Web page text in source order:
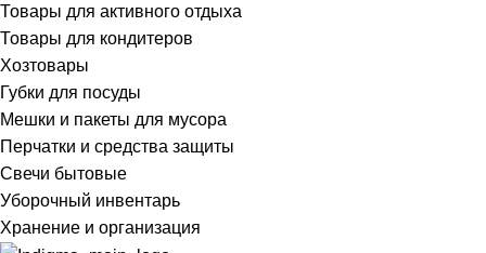
Товары для активного отдыха
Товары для кондитеров
Хозтовары
Губки для посуды
Мешки и пакеты для мусора
Перчатки и средства защиты
Свечи бытовые
Уборочный инвентарь
Хранение и организация